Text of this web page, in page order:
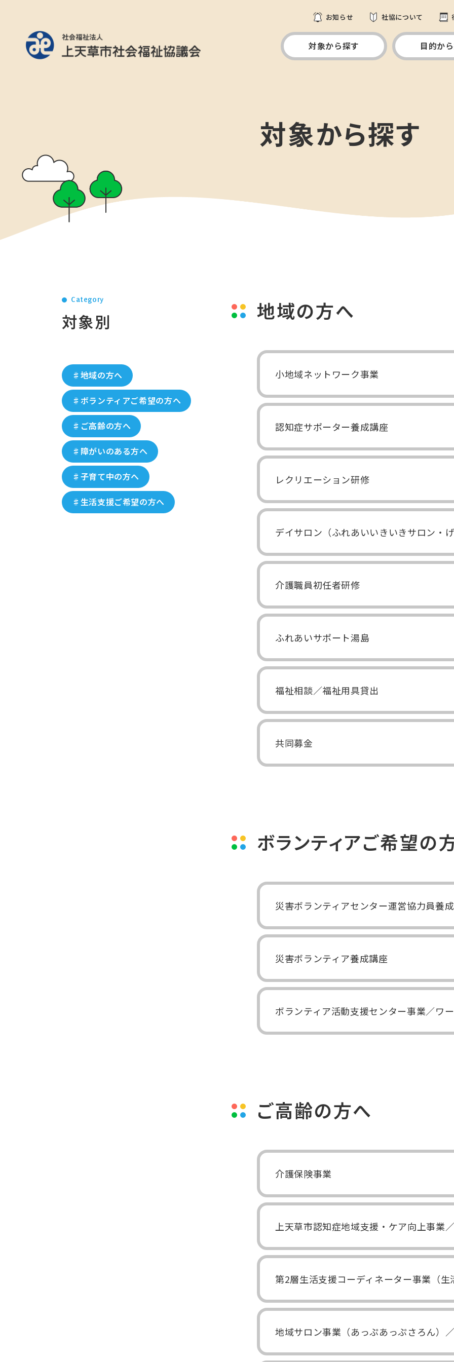
お知らせ 社協について
対象から探す 目的か
対象から探す
地域の方へ
小地域ネットワーク事業
認知症サポーター養成講座
レクリエーション研修
デイサロン（ふれあいいきいきサロン・
介護職員初任者研修
ふれあいサポート湯島
福祉相談／福祉用具貸出
共同募金
ボランティアご希望の
災害ボランティアセンター運営協力員養
災害ボランティア養成講座
ボランティア活動支援センター事業／ワ
ご高齢の方へ
介護保険事業
上天草市認知症地域支援・ケア向上事業
第2層生活支援コーディネーター事業（生
地域サロン事業（あっぷあっぷさろん）
Category
対象別
♯地域の方へ
♯ボランティアご希望の方へ
♯ご高齢の方へ
♯障がいのある方へ
♯子育て中の方へ
♯生活支援ご希望の方へ